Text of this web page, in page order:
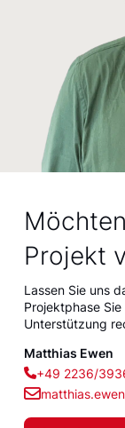
Projekt
Lassen Sie uns
Projektphase
Unterstützung
Matthias Ewen
+49 2236/